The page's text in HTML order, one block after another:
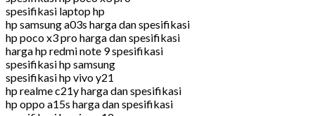
spesifikasi laptop hp
hp samsung a03s harga dan spesifikasi
hp poco x3 pro harga dan spesifikasi
harga hp redmi note 9 spesifikasi
spesifikasi hp samsung
spesifikasi hp vivo y21
hp realme c21y harga dan spesifikasi
hp oppo a15s harga dan spesifikasi